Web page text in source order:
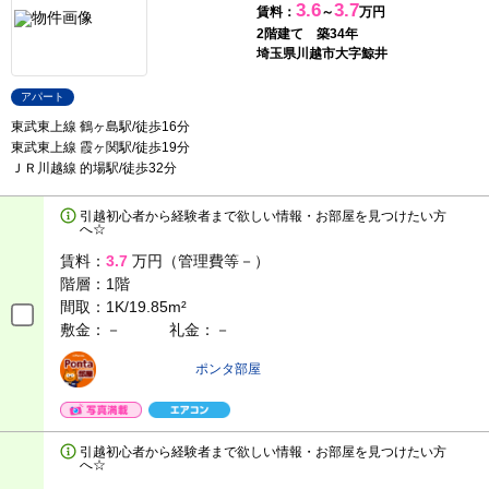
賃料： 3.6～3.7万円
2階建て 築34年
埼玉県川越市大字鯨井
アパート
東武東上線 鶴ヶ島駅/徒歩16分
東武東上線 霞ヶ関駅/徒歩19分
ＪＲ川越線 的場駅/徒歩32分
引越初心者から経験者まで欲しい情報・お部屋を見つけたい方
へ☆
賃料： 3.7 万円（管理費等－）
階層： 1階
間取： 1K/19.85m²
敷金：－
礼金：－
ポンタ部屋
引越初心者から経験者まで欲しい情報・お部屋を見つけたい方
へ☆